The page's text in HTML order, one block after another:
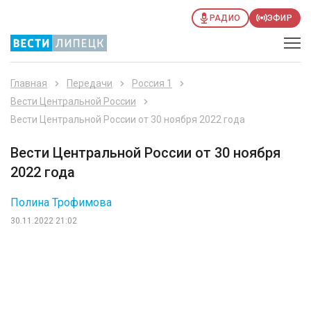
РАДИО ЭФИР
Главная Передачи
Россия 1
Вести Центральной России
Вести Центральной России от 30 ноября 2022 года
Вести Центральной России от 30 ноября
2022 года
30.11.2022 21:02
Полина Трофимова